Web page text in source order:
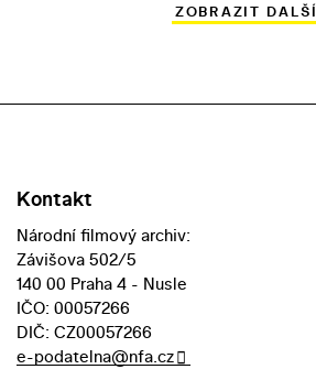
ZOBRAZIT DALŠÍ
Kontakt
Národní filmový archiv:
Závišova 502/5
140 00 Praha 4 - Nusle
IČO: 00057266
DIČ: CZ00057266
e-podatelna@nfa.cz